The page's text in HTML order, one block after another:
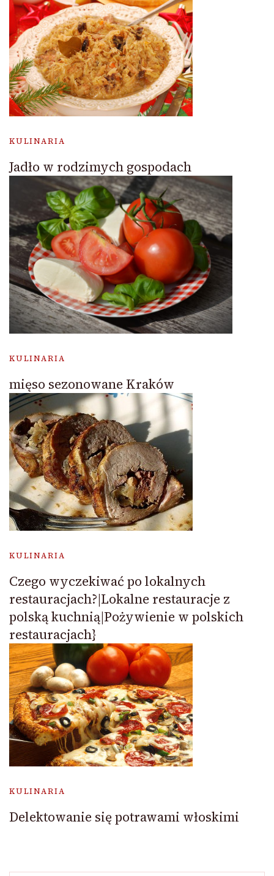
KULINARIA
Jadło w rodzimych gospodach
KULINARIA
mięso sezonowane Kraków
KULINARIA
Czego wyczekiwać po lokalnych
restauracjach?|Lokalne restauracje z
polską kuchnią|Pożywienie w polskich
restauracjach}
KULINARIA
Delektowanie się potrawami włoskimi